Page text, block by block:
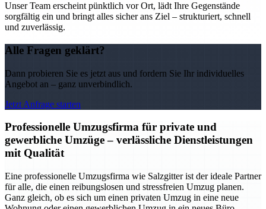
Unser Team erscheint pünktlich vor Ort, lädt Ihre Gegenstände
sorgfältig ein und bringt alles sicher ans Ziel – strukturiert, schnell
und zuverlässig.
Alle Fragen geklärt?
Dann probieren Sie es jetzt aus und fordern Sie Ihr individuelles
Angebot an – ganz unverbindlich.
Jetzt Anfrage starten
Professionelle Umzugsfirma für private und
gewerbliche Umzüge – verlässliche Dienstleistungen
mit Qualität
Eine professionelle Umzugsfirma wie Salzgitter ist der ideale Partner
für alle, die einen reibungslosen und stressfreien Umzug planen.
Ganz gleich, ob es sich um einen privaten Umzug in eine neue